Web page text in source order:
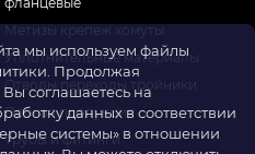
Метизы крепеж хомуты
Уплотнительные материалы
Отводы переходы тройники
Прочая продукция
Трубы и фитинги
мы используем файлы
Продолжая
Вы соглашаетесь на
данных в соответствии
системы» в отношении